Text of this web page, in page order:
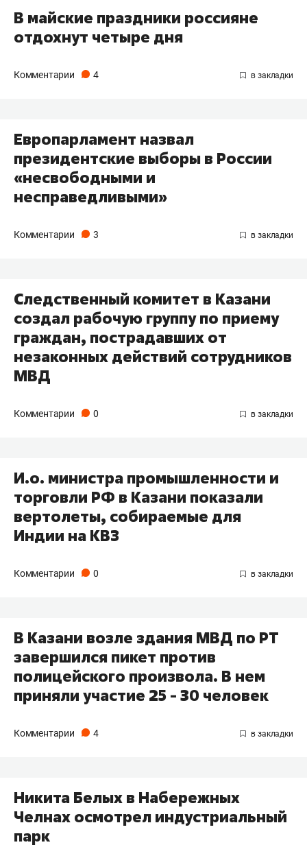
В майские праздники россияне
отдохнут четыре дня
Комментарии 4
Европарламент назвал
президентские выборы в России
«несвободными и
несправедливыми»
Комментарии 3
Следственный комитет в Казани
создал рабочую группу по приему
граждан, пострадавших от
незаконных действий сотрудников
МВД
Комментарии 0
И.о. министра промышленности и
торговли РФ в Казани показали
вертолеты, собираемые для
Индии на КВЗ
Комментарии 0
В Казани возле здания МВД по РТ
завершился пикет против
полицейского произвола. В нем
приняли участие 25 - 30 человек
Комментарии 4
Никита Белых в Набережных
Челнах осмотрел индустриальный
парк